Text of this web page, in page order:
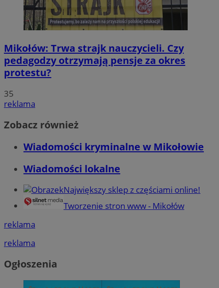
Mikołów: Trwa strajk nauczycieli. Czy
pedagodzy otrzymają pensje za okres
protestu?
35
reklama
Zobacz również
Wiadomości kryminalne w Mikołowie
Wiadomości lokalne
Największy sklep z częściami online!
Tworzenie stron www - Mikołów
reklama
reklama
Ogłoszenia